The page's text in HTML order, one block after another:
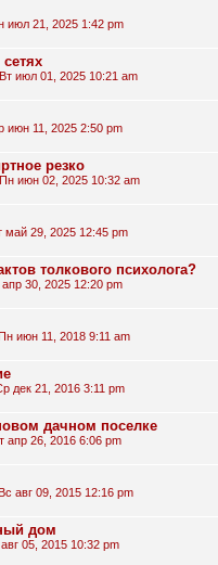
июл 21, 2025 1:42 pm
Вт июл 01, 2025 10:21 am
июн 11, 2025 2:50 pm
резко
Пн июн 02, 2025 10:32 am
май 29, 2025 12:45 pm
толкового психолога?
30, 2025 12:20 pm
июн 11, 2018 9:11 am
дек 21, 2016 3:11 pm
дачном поселке
апр 26, 2016 6:06 pm
Вс авг 09, 2015 12:16 pm
дом
05, 2015 10:32 pm